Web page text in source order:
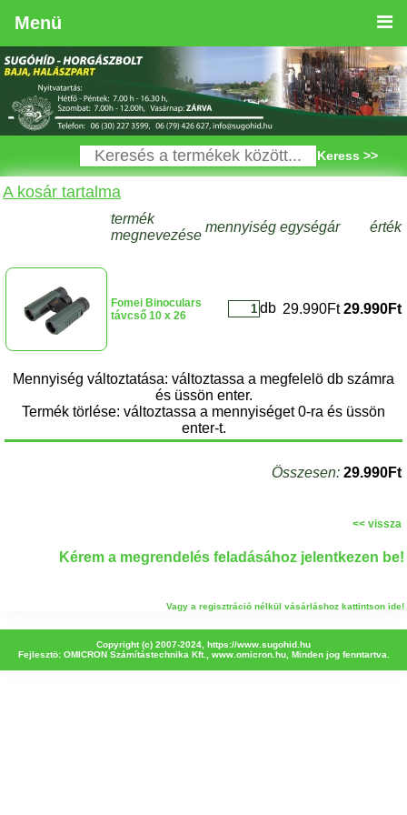
Menü
Keress >>
A kosár tartalma
termék
megnevezése
mennyiség egységár érték
Fomei Binoculars
távcső 10 x 26
db 29.990Ft 29.990Ft
Mennyiség változtatása: változtassa a megfelelö db számra
és üssön enter.
Termék törlése: változtassa a mennyiséget 0-ra és üssön
enter-t.
Összesen: 29.990Ft
<< vissza
Kérem a megrendelés feladásához jelentkezen be!
Vagy a regisztráció nélkül vásárláshoz kattintson ide!
Copyright (c) 2007-2024, https://www.sugohid.hu
Fejlesztö: OMICRON Számítástechnika Kft., www.omicron.hu, Minden jog fenntartva.